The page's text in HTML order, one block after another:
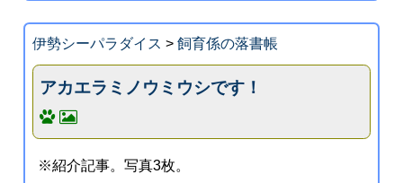
伊勢シーパラダイス > 飼育係の落書帳
アカエラミノウミウシです！
※紹介記事。写真3枚。